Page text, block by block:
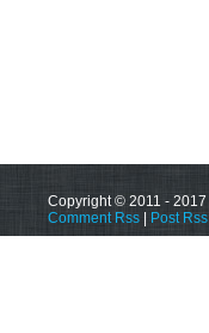
Copyright © 2011 - 2017
Comment Rss | Post Rss